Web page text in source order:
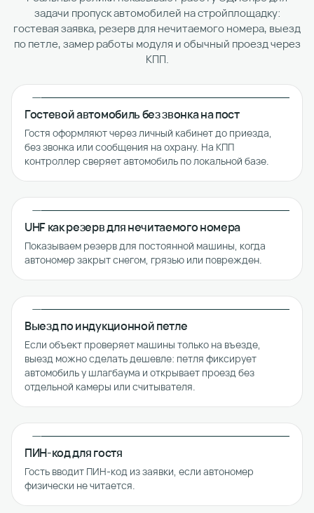
задачи пропуск автомобилей на стройплощадку:
гостевая заявка, резерв для нечитаемого номера, выезд
по петле, замер работы модуля и обычный проезд через
КПП.
Гостевой автомобиль без звонка на пост
Гостя оформляют через личный кабинет до приезда,
без звонка или сообщения на охрану. На КПП
контроллер сверяет автомобиль по локальной базе.
UHF как резерв для нечитаемого номера
Показываем резерв для постоянной машины, когда
автономер закрыт снегом, грязью или поврежден.
Выезд по индукционной петле
Если объект проверяет машины только на въезде,
выезд можно сделать дешевле: петля фиксирует
автомобиль у шлагбаума и открывает проезд без
отдельной камеры или считывателя.
ПИН-код для гостя
Гость вводит ПИН-код из заявки, если автономер
физически не читается.